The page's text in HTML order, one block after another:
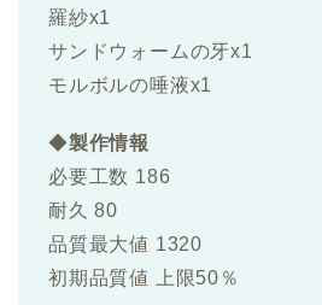
羅紗x1
サンドウォームの牙x1
モルボルの唾液x1
◆製作情報
必要工数 186
耐久 80
品質最大値 1320
初期品質値 上限50％